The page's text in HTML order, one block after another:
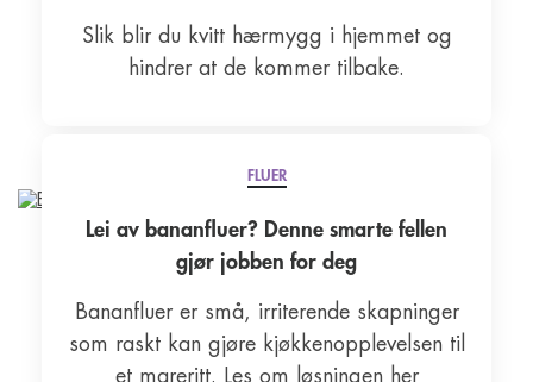
Slik blir du kvitt hærmygg i hjemmet og
hindrer at de kommer tilbake.
FLUER
Lei av bananfluer? Denne smarte fellen
gjør jobben for deg
Bananfluer er små, irriterende skapninger
som raskt kan gjøre kjøkkenopplevelsen til
et mareritt. Les om løsningen her